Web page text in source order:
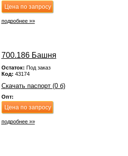
Цена по запросу
подробнее »»
700.186 Башня
Остаток: Под заказ
Код: 43174
Скачать паспорт (0 б)
Опт:
Цена по запросу
подробнее »»